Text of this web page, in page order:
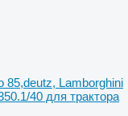
85,deutz, Lamborghini
40 для трактора